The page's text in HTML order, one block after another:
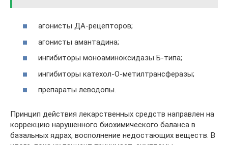
агонисты ДА-рецепторов;
агонисты амантадина;
ингибиторы моноаминоксидазы Б-типа;
ингибиторы катехол-О-метилтрансферазы;
препараты леводопы.
Принцип действия лекарственных средств направлен на
коррекцию нарушенного биохимического баланса в
базальных ядрах, восполнение недостающих веществ. В